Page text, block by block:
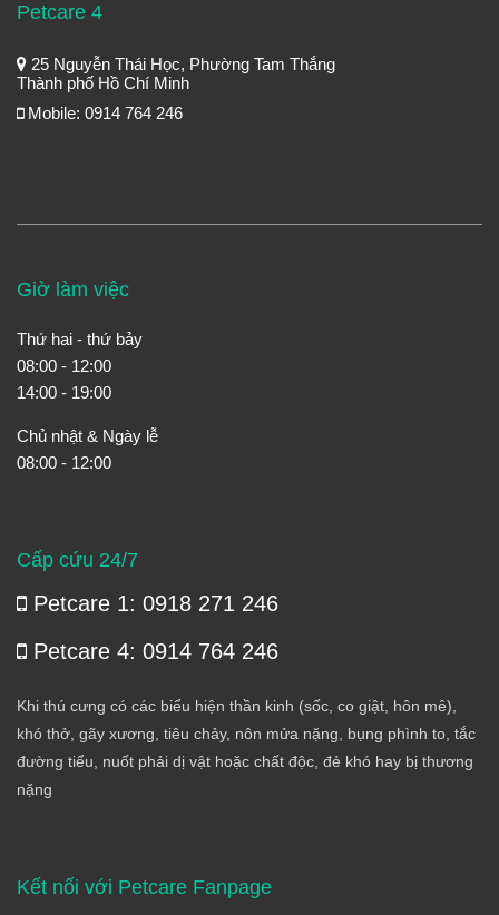
Petcare 4
25 Nguyễn Thái Học, Phường Tam Thắng
Thành phố Hồ Chí Minh
Mobile: 0914 764 246
Giờ làm việc
Thứ hai - thứ bảy
08:00 - 12:00
14:00 - 19:00
Chủ nhật & Ngày lễ
08:00 - 12:00
Cấp cứu 24/7
Petcare 1: 0918 271 246
Petcare 4: 0914 764 246
Khi thú cưng có các biểu hiện thần kinh (sốc, co giật, hôn mê),
khó thở, gãy xương, tiêu chảy, nôn mửa nặng, bụng phình to, tắc
đường tiểu, nuốt phải dị vật hoặc chất độc, đẻ khó hay bị thương
nặng
Kết nối với Petcare Fanpage